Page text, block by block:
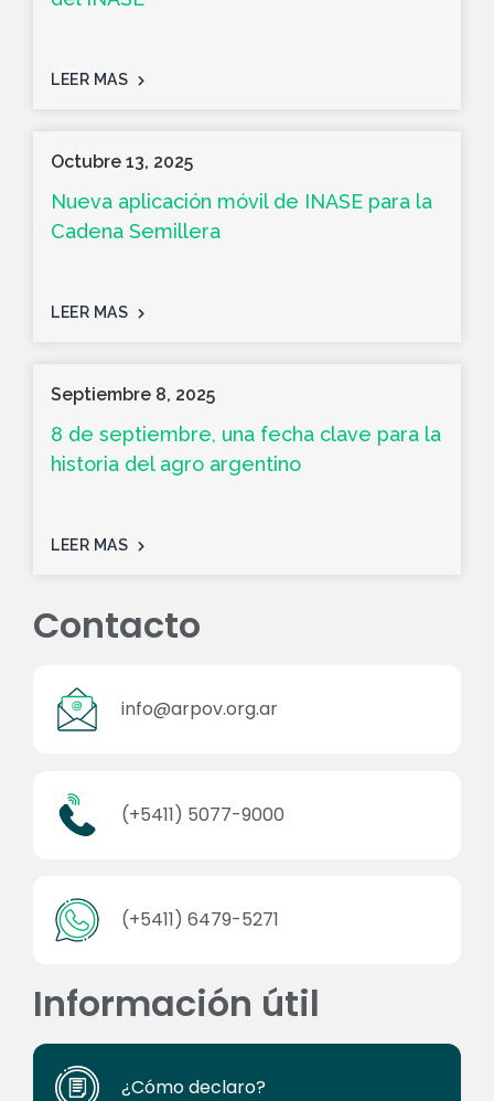
LEER MAS
Octubre 13, 2025
Nueva aplicación móvil de INASE para la
Cadena Semillera
LEER MAS
Septiembre 8, 2025
8 de septiembre, una fecha clave para la
historia del agro argentino
LEER MAS
Contacto
info@arpov.org.ar
(+5411) 5077-9000
(+5411) 6479-5271
Información útil
¿Cómo declaro?